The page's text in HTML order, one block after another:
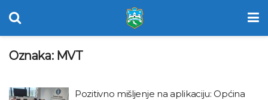
Oznaka: MVT
Pozitivno mišljenje na aplikaciju: Općina